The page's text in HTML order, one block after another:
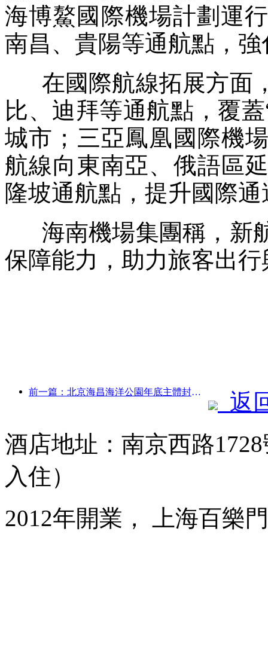
海博鰲國際機場計劃運
南昌、貴陽等通航點，
在國際航線拓展方面
比、迪拜等通航點，覆
城市；三亞鳳凰國際機
航線向東南亞、俄語區
隆坡通航點，提升國際
海南機場集團稱，新
保障能力，助力旅客出
前一篇：北京海昌海洋公園年底主體封頂 預計2027年建成開放
返
酒店地址：南京西路
入住）
2012年開業， 上海百